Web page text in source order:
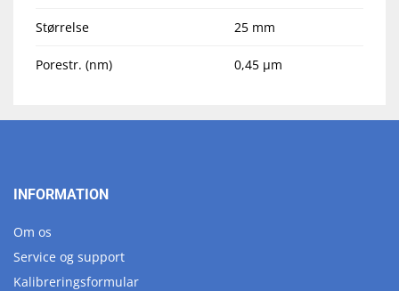
Størrelse 25 mm
Porestr. (nm) 0,45 µm
INFORMATION
Om os
Service og support
Kalibreringsformular